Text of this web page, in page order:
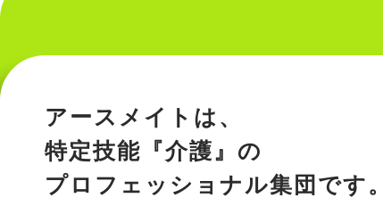
アースメイトは、
特定技能『介護』の
プロフェッショナル集団です。